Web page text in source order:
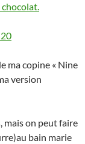
chocolat.
ma copine « Nine
version
mais on peut faire
bain marie